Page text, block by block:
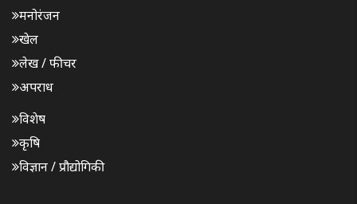
मनोरंजन
खेल
लेख / फीचर
अपराध
विशेष
कृषि
विज्ञान / प्रौद्योगिकी